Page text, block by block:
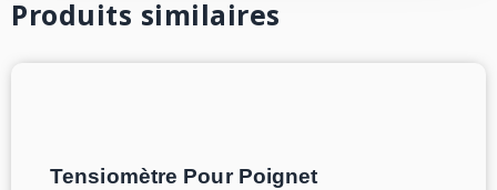
Produits similaires
Tensiomètre Pour Poignet